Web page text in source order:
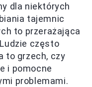
dla niektórych
tajemnic
to przerażająca
często
to grzech, czy
i pomocne
problemami.